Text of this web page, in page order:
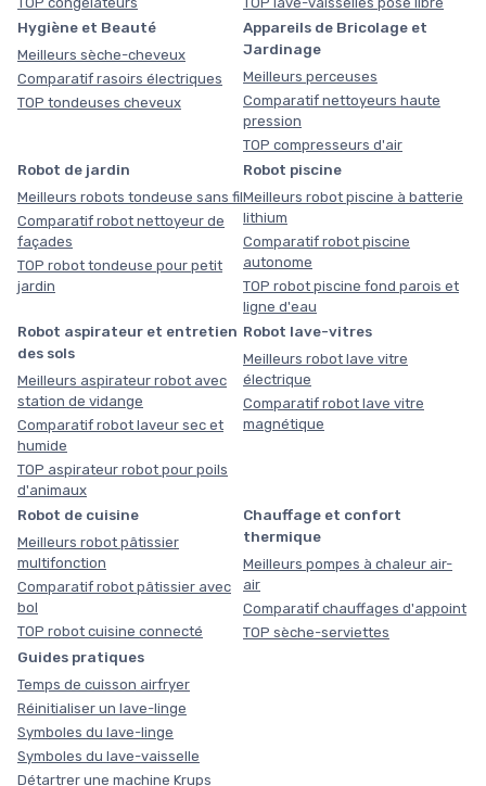
Hygiène et Beauté
Meilleurs sèche-cheveux
Comparatif rasoirs électriques
TOP tondeuses cheveux
Appareils de Bricolage et
Jardinage
Meilleurs perceuses
Comparatif nettoyeurs haute
pression
TOP compresseurs d'air
Robot de jardin
Meilleurs robots tondeuse sans fil
Comparatif robot nettoyeur de
façades
TOP robot tondeuse pour petit
jardin
Robot piscine
Meilleurs robot piscine à batterie
lithium
Comparatif robot piscine
autonome
TOP robot piscine fond parois et
ligne d'eau
Robot aspirateur et entretien
des sols
Meilleurs aspirateur robot avec
station de vidange
Comparatif robot laveur sec et
humide
TOP aspirateur robot pour poils
d'animaux
Robot lave-vitres
Meilleurs robot lave vitre
électrique
Comparatif robot lave vitre
magnétique
Robot de cuisine
Meilleurs robot pâtissier
multifonction
Comparatif robot pâtissier avec
bol
TOP robot cuisine connecté
Chauffage et confort
thermique
Meilleurs pompes à chaleur air-
air
Comparatif chauffages d'appoint
TOP sèche-serviettes
Guides pratiques
Temps de cuisson airfryer
Réinitialiser un lave-linge
Symboles du lave-linge
Symboles du lave-vaisselle
Détartrer une machine Krups